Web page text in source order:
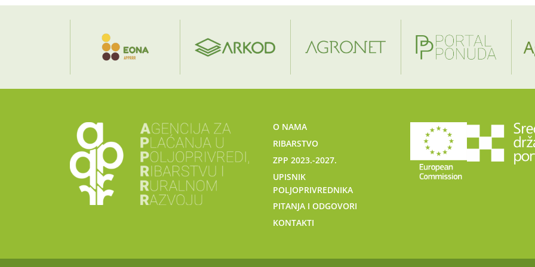
O NAMA
RIBARSTVO
ZPP 2023.-2027.
UPISNIK
POLJOPRIVREDNIKA
PITANJA I ODGOVORI
KONTAKTI